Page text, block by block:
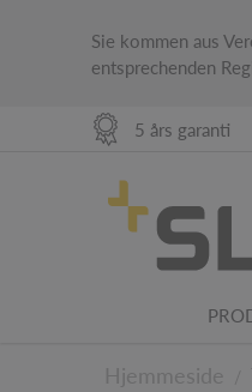
Sie kommen aus
entsprechenden
5 års garanti
Familie